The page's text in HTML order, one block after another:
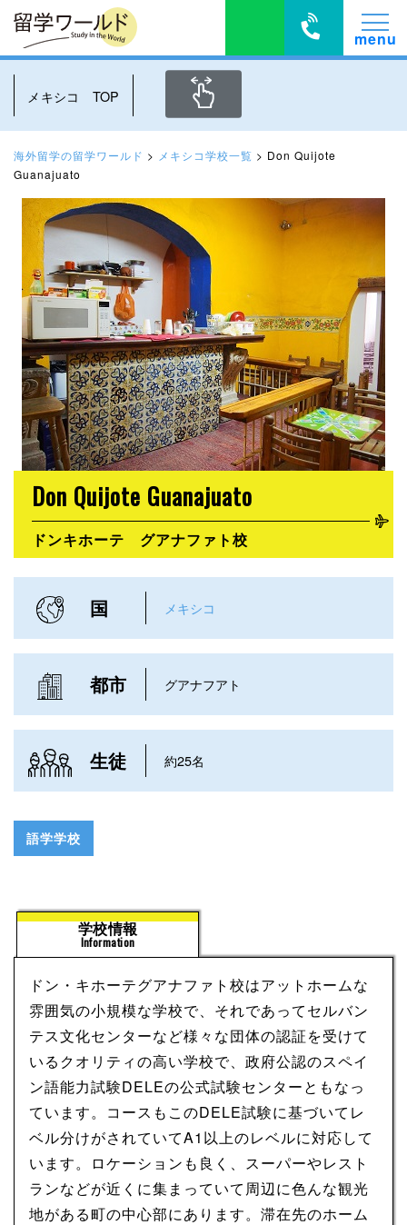
メキシコ TOP
海外留学の留学ワールド > メキシコ学校一覧 > Don Quijote
Guanajuato
Don Quijote Guanajuato
ドンキホーテ グアナファト校
国 メキシコ
都市 グアナフアト
生徒 約25名
語学学校
学校情報
Information
ドン・キホーテグアナファト校はアットホームな
雰囲気の小規模な学校で、それであってセルバン
テス文化センターなど様々な団体の認証を受けて
いるクオリティの高い学校で、政府公認のスペイ
ン語能力試験DELEの公式試験センターともなっ
ています。コースもこのDELE試験に基づいてレ
ベル分けがされていてA1以上のレベルに対応して
います。ロケーションも良く、スーパーやレスト
ランなどが近くに集まっていて周辺に色んな観光
地がある町の中心部にあります。滞在先のホーム